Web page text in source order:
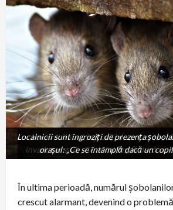
Localnicii sunt îngroziți de prezența
invadat orașul: „Ce se întâmplă dacă un
Localnicii sunt îngroziți de prezența
orașul: „Ce se întâmplă dacă un copil
În ultima perioadă, numărul
crescut alarmant, devenind o